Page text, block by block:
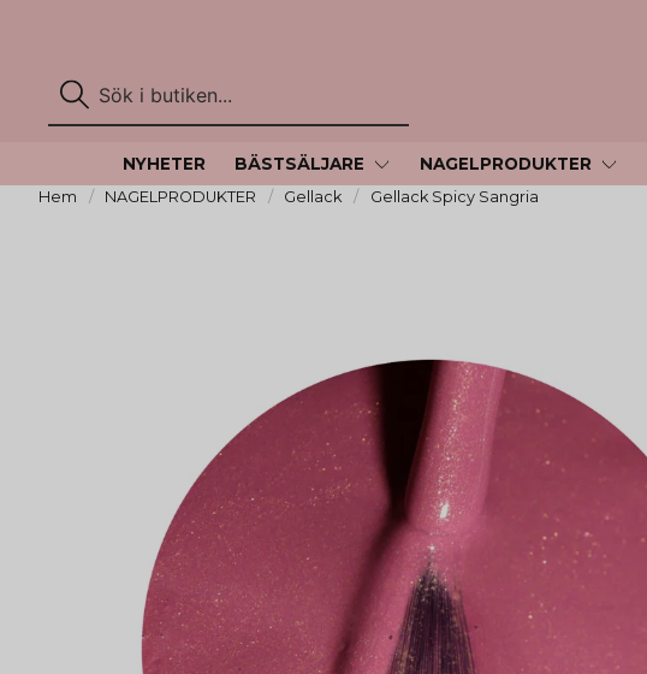
NYHETER BÄSTSÄLJARE NAGELPRODUKTER
Hem NAGELPRODUKTER Gellack Gellack Spicy Sangria